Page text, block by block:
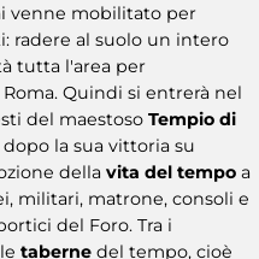
venne mobilitato per
radere al suolo un intero
tutta l'area per
Quindi si entrerà nel
del maestoso Tempio di
la sua vittoria su
della vita del tempo a
militari, matrone, consoli e
del Foro. Tra i
taberne del tempo, cioè